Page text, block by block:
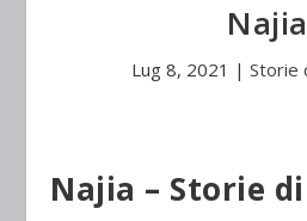
Najia
Lug 8, 2021 | Storie
Najia – Storie